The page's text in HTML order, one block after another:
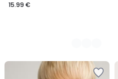
15.99 €